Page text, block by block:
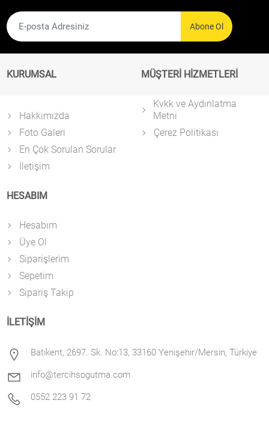
Abone Ol
KURUMSAL
Hakkımızda
Foto Galeri
En Çok Sorulan Sorular
İletişim
MÜŞTERİ HİZMETLERİ
Kvkk ve Aydınlatma
Metni
Çerez Politikası
HESABIM
Hesabım
Üye Ol
Siparişlerim
Sepetim
Sipariş Takip
İLETİŞİM
Batıkent, 2697. Sk. No:13, 33160 Yenişehir/Mersin, Türkiye
info@tercihsogutma.com
0552 223 91 72